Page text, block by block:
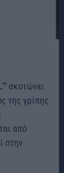
σκοτώνει
της γρίπης
από
στην